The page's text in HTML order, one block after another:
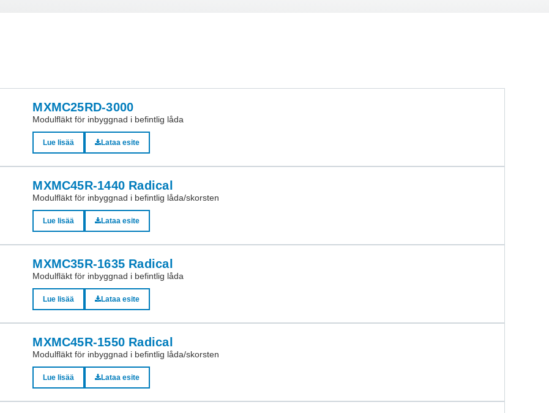
MXMC25RD-3000
Modulfläkt för inbyggnad i befintlig låda
Lue lisää Lataa esite
MXMC45R-1440 Radical
Modulfläkt för inbyggnad i befintlig låda/skorsten
Lue lisää Lataa esite
MXMC35R-1635 Radical
Modulfläkt för inbyggnad i befintlig låda
Lue lisää Lataa esite
MXMC45R-1550 Radical
Modulfläkt för inbyggnad i befintlig låda/skorsten
Lue lisää Lataa esite